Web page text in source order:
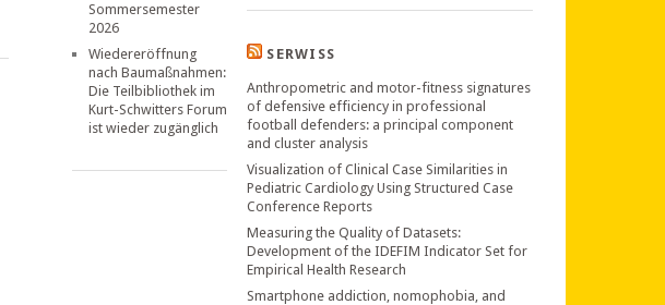
Sommersemester
2026
Wiedereröffnung
nach Baumaßnahmen:
Die Teilbibliothek im
Kurt-Schwitters Forum
ist wieder zugänglich
SERWISS
Anthropometric and motor-fitness signatures
of defensive efficiency in professional
football defenders: a principal component
and cluster analysis
Visualization of Clinical Case Similarities in
Pediatric Cardiology Using Structured Case
Conference Reports
Measuring the Quality of Datasets:
Development of the IDEFIM Indicator Set for
Empirical Health Research
Smartphone addiction, nomophobia, and